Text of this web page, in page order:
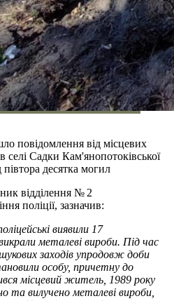
повідомлення від місцевих
Садки Кам'янопотоківської
десятка могил
відділення № 2
поліції, зазначив:
виявили 17
металеві вироби. Під час
заходів упродовж доби
особу, причетну до
місцевий житель, 1989 року
та вилучено металеві вироби,